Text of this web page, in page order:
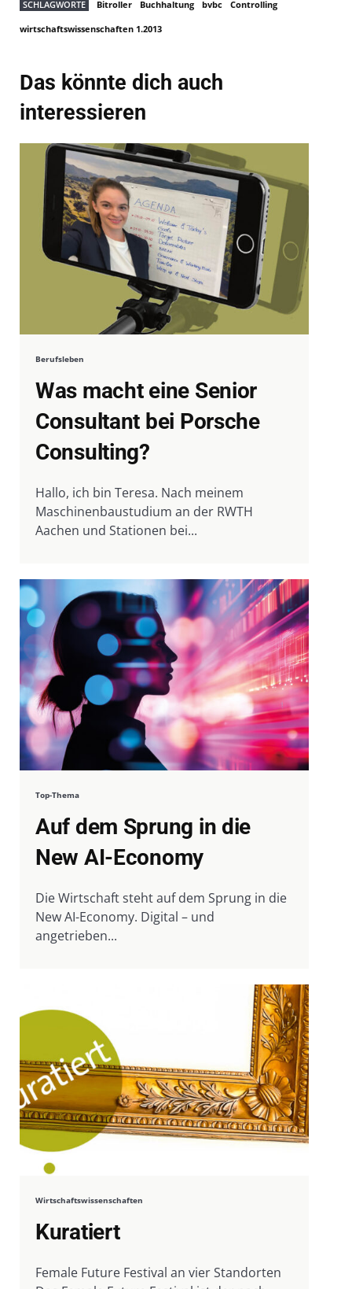
SCHLAGWORTE Bitroller Buchhaltung bvbc Controlling
wirtschaftswissenschaften 1.2013
Das könnte dich auch
interessieren
Berufsleben
Was macht eine Senior
Consultant bei Porsche
Consulting?
Hallo, ich bin Teresa. Nach meinem
Maschinenbaustudium an der RWTH
Aachen und Stationen bei...
Top-Thema
Auf dem Sprung in die
New AI-Economy
Die Wirtschaft steht auf dem Sprung in die
New AI-Economy. Digital – und
angetrieben...
Wirtschaftswissenschaften
Kuratiert
Female Future Festival an vier Standorten